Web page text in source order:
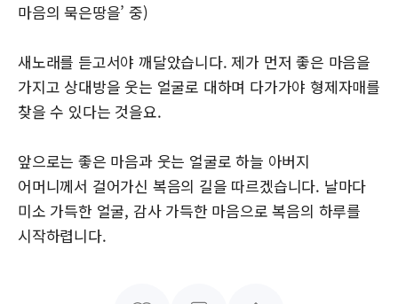
마음의 묵은땅을’ 중)
새노래를 듣고서야 깨달았습니다. 제가 먼저 좋은 마음을
가지고 상대방을 웃는 얼굴로 대하며 다가가야 형제자매를
찾을 수 있다는 것을요.
앞으로는 좋은 마음과 웃는 얼굴로 하늘 아버지
어머니께서 걸어가신 복음의 길을 따르겠습니다. 날마다
미소 가득한 얼굴, 감사 가득한 마음으로 복음의 하루를
시작하렵니다.